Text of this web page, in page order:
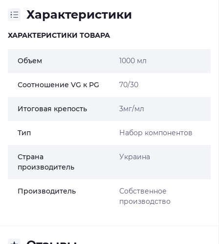
Характеристики
ХАРАКТЕРИСТИКИ ТОВАРА
Объем 1000 мл
Соотношение VG к PG 70/30
Итоговая крепость 3мг/мл
Тип Набор компонентов
Страна
производитель
Украина
Производитель
Собственное
производство